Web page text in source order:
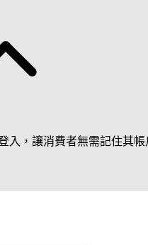
入，讓消費者無需記住其帳